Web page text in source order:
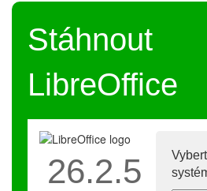
Stáhnout
LibreOffice
26.2.5